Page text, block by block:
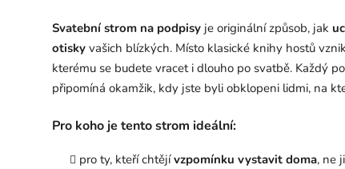
produktu
je
5,0
z
hvězdiček.
Svatební strom na podpisy je originální způsob, jak
otisky vašich blízkých. Místo klasické knihy hostů
kterému se budete vracet i dlouho po svatbě. Každý
připomíná okamžik, kdy jste byli obklopeni lidmi, na
Pro koho je tento strom ideální:
pro ty, kteří chtějívzpomínku vystavit doma, ne